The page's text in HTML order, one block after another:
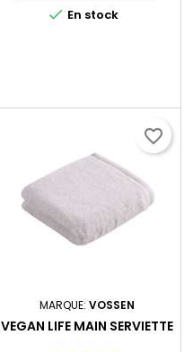
 En stock
MARQUE: VOSSEN
VEGAN LIFE MAIN SERVIETTE
favorite_border